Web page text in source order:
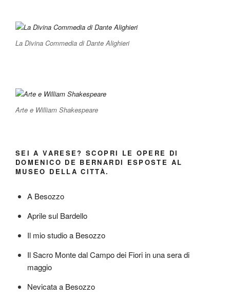
La Divina Commedia di Dante Alighieri
Arte e William Shakespeare
SEI A VARESE? SCOPRI LE OPERE DI
DOMENICO DE BERNARDI ESPOSTE AL
MUSEO DELLA CITTÀ.
A Besozzo
Aprile sul Bardello
Il mio studio a Besozzo
Il Sacro Monte dal Campo dei Fiori in una sera di
maggio
Nevicata a Besozzo